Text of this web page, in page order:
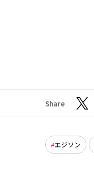
Share
エジソン